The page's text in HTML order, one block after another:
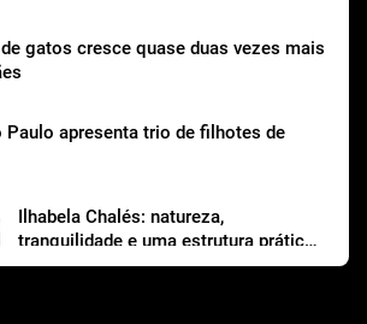
gatos cresce quase duas vezes mais
Paulo apresenta trio de filhotes de
Ilhabela Chalés: natureza,
tranquilidade e uma estrutura prática
para viajar com os dogs